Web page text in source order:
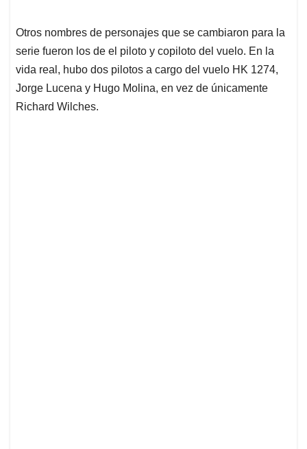
Otros nombres de personajes que se cambiaron para la
serie fueron los de el piloto y copiloto del vuelo. En la
vida real, hubo dos pilotos a cargo del vuelo HK 1274,
Jorge Lucena y Hugo Molina, en vez de únicamente
Richard Wilches.